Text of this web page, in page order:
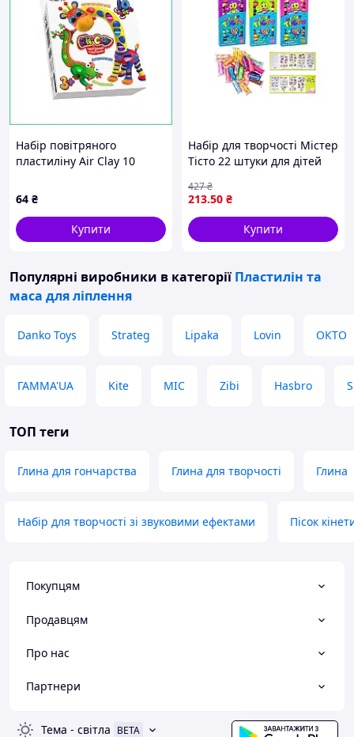
Набір повітряного
пластиліну Air Clay 10
іграшок м'який преміум,
що застигає на повітрі.
64 ₴
Купити
Набір для творчості Містер
Тісто 22 штуки для дітей
ліплення та розвитку уяви
213.50 ₴
427₴
Купити
Популярні виробники в категорії Пластилін та
маса для ліплення
Danko Toys Strateg Lipaka Lovin ОКТО
ГАММА'UA Kite MIC Zibi Hasbro
ТОП теги
Глина для гончарства Глина для творчості Глина
Набір для творчості зі звуковими ефектами Пісок
Покупцям
Продавцям
Про нас
Партнери
Тема - світла BETA